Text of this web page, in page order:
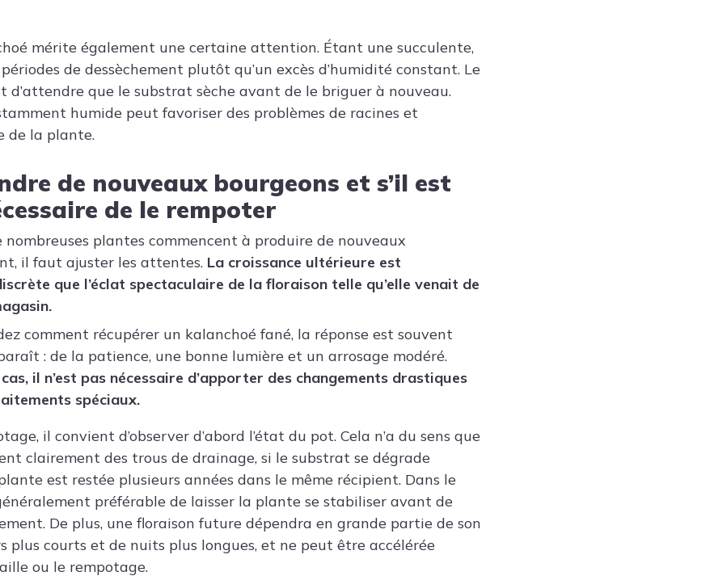
mérite également une certaine attention. Étant une succulente,
de dessèchement plutôt qu’un excès d’humidité constant. Le
d’attendre que le substrat sèche avant de le briguer à nouveau.
humide peut favoriser des problèmes de racines et
de la plante.
de nouveaux bourgeons et s’il est
de le rempoter
nombreuses plantes commencent à produire de nouveaux
il faut ajuster les attentes. La croissance ultérieure est
que l’éclat spectaculaire de la floraison telle qu’elle venait de
comment récupérer un kalanchoé fané, la réponse est souvent
: de la patience, une bonne lumière et un arrosage modéré.
il n’est pas nécessaire d’apporter des changements drastiques
spéciaux.
il convient d’observer d’abord l’état du pot. Cela n’a du sens que
clairement des trous de drainage, si le substrat se dégrade
est restée plusieurs années dans le même récipient. Dans le
préférable de laisser la plante se stabiliser avant de
De plus, une floraison future dépendra en grande partie de son
plus courts et de nuits plus longues, et ne peut être accélérée
ou le rempotage.